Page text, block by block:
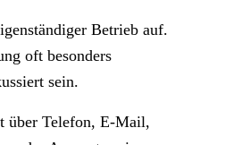
Betrieb auf.
oft besonders
sein.
über Telefon, E-Mail,